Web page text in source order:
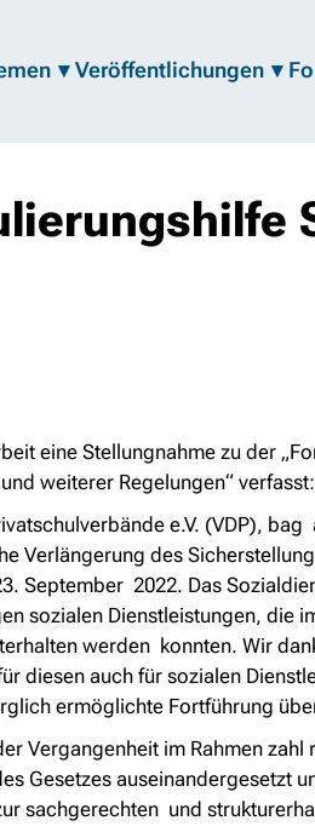
Veröffentlichungen
eine Stellungnahme zu der
weiterer Regelungen“ verfasst:
e.V. (VDP),
Verlängerung des
September 2022. Das
sozialen Dienstleistungen, die
werden konnten. Wir
diesen auch für sozialen
ermöglichte Fortführung
Vergangenheit im Rahmen
Gesetzes auseinandergesetzt
sachgerechten und